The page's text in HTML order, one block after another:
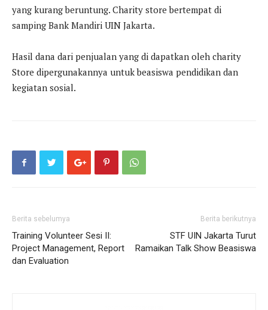
yang kurang beruntung. Charity store bertempat di
samping Bank Mandiri UIN Jakarta.
Hasil dana dari penjualan yang di dapatkan oleh charity
Store dipergunakannya untuk beasiswa pendidikan dan
kegiatan sosial.
Berita sebelumya
Training Volunteer Sesi II:
Project Management, Report
dan Evaluation
Berita berikutnya
STF UIN Jakarta Turut
Ramaikan Talk Show Beasiswa